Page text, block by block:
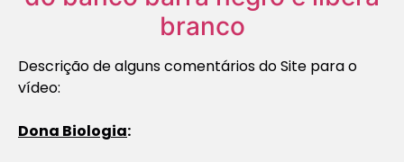
branco
Descrição de alguns comentários do Site para o
vídeo:
Dona Biologia: